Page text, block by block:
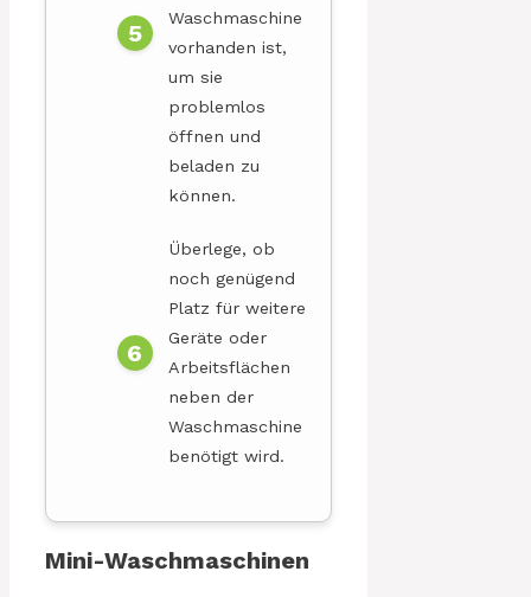
Waschmaschine
vorhanden ist,
um sie
problemlos
öffnen und
beladen zu
können.
Überlege, ob
noch genügend
Platz für weitere
Geräte oder
Arbeitsflächen
neben der
Waschmaschine
benötigt wird.
Mini-Waschmaschinen